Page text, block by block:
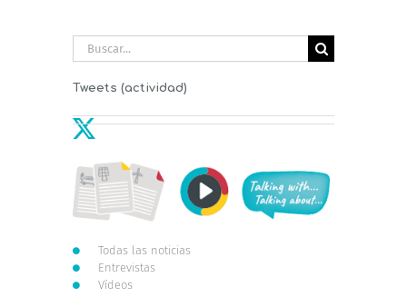
Buscar:
Tweets (actividad)
Todas las noticias
Entrevistas
Vídeos